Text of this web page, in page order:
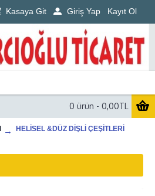
Kasaya Git Giriş Yap Kayıt Ol
0 ürün - 0,00TL
HELİSEL &DÜZ DİŞLİ ÇEŞİTLERİ